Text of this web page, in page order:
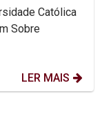
Católica
Sobre
LER MAIS